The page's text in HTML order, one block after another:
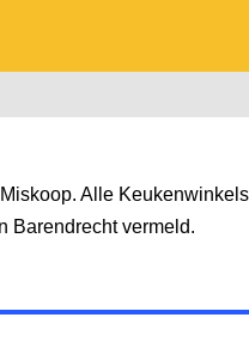
Alle
Barendrecht vermeld.